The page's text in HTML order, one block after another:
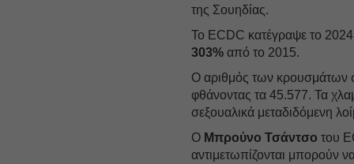
της Σουηδίας.
Το ECDC κατέγραψε το 2024
303% από το 2015.
Ο αριθμός των κρουσμάτων
φθάνοντας τα 45.577. Τα
σεξουαλικά μεταδιδόμενη
Ο Μπρούνο Τσάντσο του
αντιμετωπίζονται μπορούν